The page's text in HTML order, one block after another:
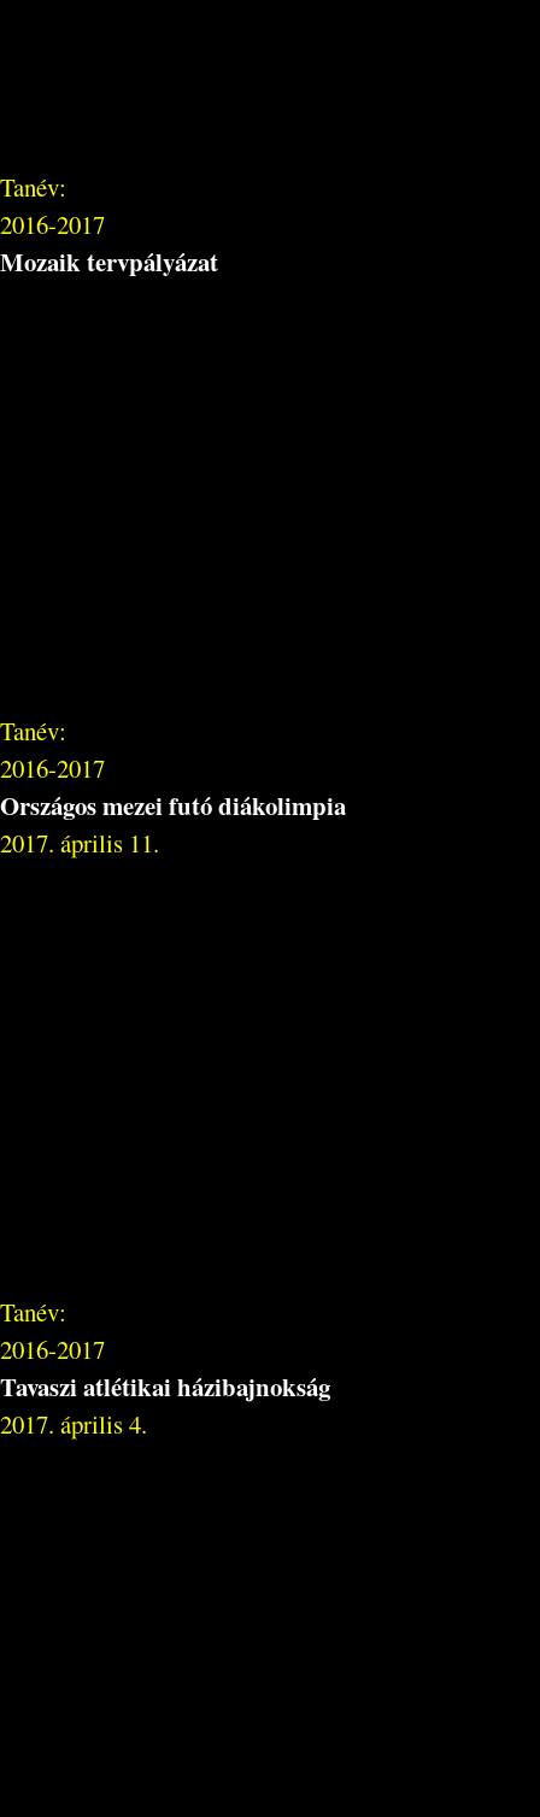
Tanév:
2016-2017
Mozaik tervpályázat
Tanév:
2016-2017
Országos mezei futó diákolimpia
2017. április 11.
Tanév:
2016-2017
Tavaszi atlétikai házibajnokság
2017. április 4.